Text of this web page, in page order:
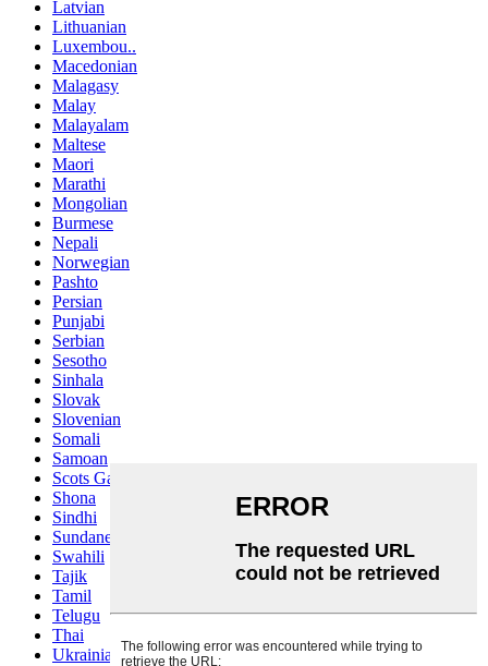
Latvian
Lithuanian
Luxembou..
Macedonian
Malagasy
Malay
Malayalam
Maltese
Maori
Marathi
Mongolian
Burmese
Nepali
Norwegian
Pashto
Persian
Punjabi
Serbian
Sesotho
Sinhala
Slovak
Slovenian
Somali
Samoan
Scots Gaelic
Shona
Sindhi
Sundanese
Swahili
Tajik
Tamil
Telugu
Thai
Ukrainian